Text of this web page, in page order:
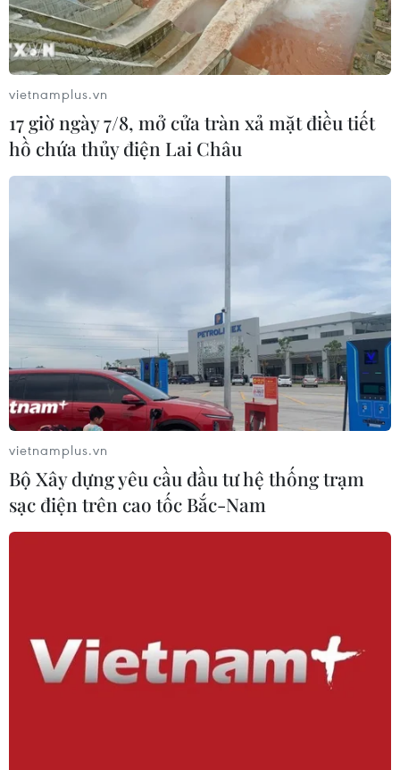
ISO/IEC 27001:2022, nâng
tầm bảo mật trong kỷ
nguyên số
Ngân hàng LPBank chính thức đạt chuẩn ISO/IEC
27001:2022 và PCI DSS v4.0.1, nâng cao an toàn
thông tin và trải nghiệm khách hàng trong kỷ
Theo dõi VietnamPlus
vietnamplus.vn
17 giờ ngày 7/8, mở cửa tràn xả mặt điều tiết
hồ chứa thủy điện Lai Châu
vietnamplus.vn
Bộ Xây dựng yêu cầu đầu tư hệ thống trạm
sạc điện trên cao tốc Bắc-Nam